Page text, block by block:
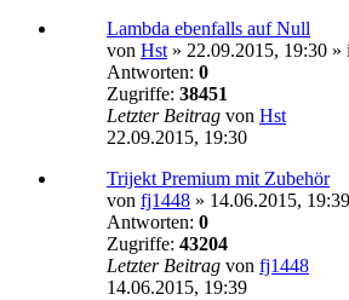
Lambda ebenfalls auf Null
von Hst » 22.09.2015, 19:30 »
Antworten: 0
Zugriffe: 38451
Letzter Beitrag von Hst
22.09.2015, 19:30
Trijekt Premium mit Zubehör
von fj1448 » 14.06.2015, 19:39
Antworten: 0
Zugriffe: 43204
Letzter Beitrag von fj1448
14.06.2015, 19:39